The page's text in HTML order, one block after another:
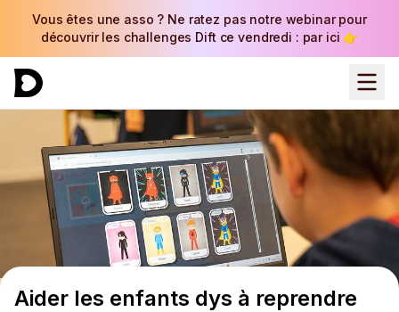
Vous êtes une asso ? Ne ratez pas notre webinar pour
découvrir les challenges Dift ce vendredi : par ici 👉
Aider les enfants dys à reprendre